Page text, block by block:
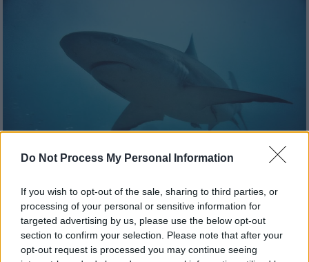
Do Not Process My Personal Information
If you wish to opt-out of the sale, sharing to third parties, or
processing of your personal or sensitive information for
targeted advertising by us, please use the below opt-out
section to confirm your selection. Please note that after your
opt-out request is processed you may continue seeing
Προσθέστε το ΕΘΝΟΣ στη Google